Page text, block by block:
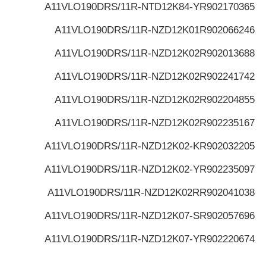
R902170365
A11VLO190DRS/11R-NTD12K84-Y
R902066246
A11VLO190DRS/11R-NZD12K01
R902013688
A11VLO190DRS/11R-NZD12K02
R902241742
A11VLO190DRS/11R-NZD12K02
R902204855
A11VLO190DRS/11R-NZD12K02
R902235167
A11VLO190DRS/11R-NZD12K02
R902032205
A11VLO190DRS/11R-NZD12K02-K
R902235097
A11VLO190DRS/11R-NZD12K02-Y
R902041038
A11VLO190DRS/11R-NZD12K02R
R902057696
A11VLO190DRS/11R-NZD12K07-S
R902220674
A11VLO190DRS/11R-NZD12K07-Y